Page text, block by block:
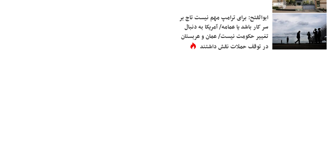
ابوالفتح: برای ترامپ مهم نیست تاج بر
سر کار باشد یا عمامه/ آمریکا به دنبال
تغییر حکومت نیست/ عمان و عربستان
در توقف حملات نقش داشتند